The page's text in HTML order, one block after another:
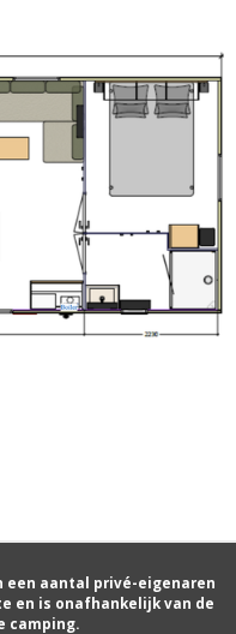
een aantal privé-eigenaren
en is onafhankelijk van de
camping.